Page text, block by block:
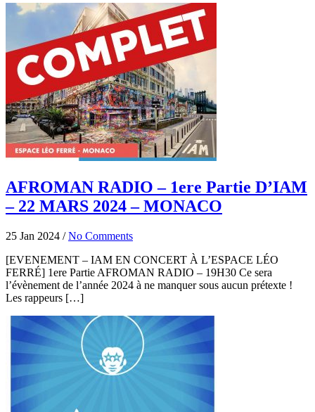
AFROMAN RADIO – 1ere Partie D’IAM
– 22 MARS 2024 – MONACO
25 Jan 2024 / No Comments
[EVENEMENT – IAM EN CONCERT À L’ESPACE LÉO
FERRÉ] 1ere Partie AFROMAN RADIO – 19H30 Ce sera
l’évènement de l’année 2024 à ne manquer sous aucun prétexte !
Les rappeurs […]